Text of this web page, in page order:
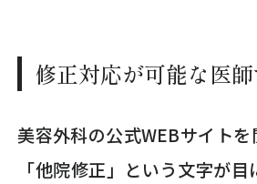
修正対応が可能な医
美容外科の公式WEBサイトを
「他院修正」という文字が